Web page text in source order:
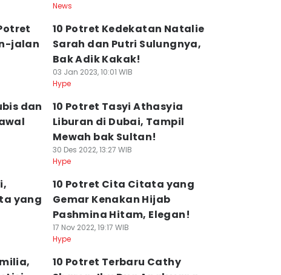
News
jalan
10 Potret Kedekatan Natalie
Sarah dan Putri Sulungnya,
Bak Adik Kakak!
03 Jan 2023, 10:01 WIB
Hype
dan
10 Potret Tasyi Athasyia
Liburan di Dubai, Tampil
Mewah bak Sultan!
30 Des 2022, 13:27 WIB
Hype
yang
10 Potret Cita Citata yang
Gemar Kenakan Hijab
Pashmina Hitam, Elegan!
17 Nov 2022, 19:17 WIB
Hype
10 Potret Terbaru Cathy